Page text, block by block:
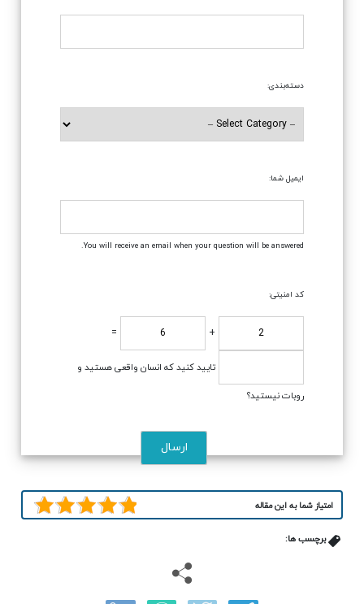
دسته‌بندی:
ایمیل شما:
You will receive an email when your question will be answered.
کد امنیتی:
+
=
تایید کنید که انسان واقعی هستید و
روبات نیستید؟
امتیاز شما به این مقاله
برچسب ها: